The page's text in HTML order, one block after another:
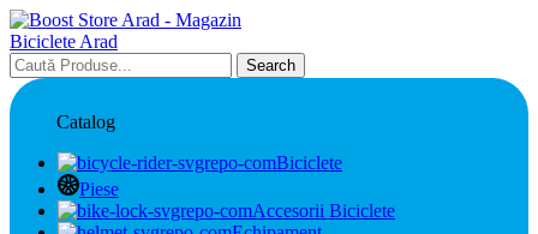
Search
Catalog
Biciclete
Piese
Accesorii Biciclete